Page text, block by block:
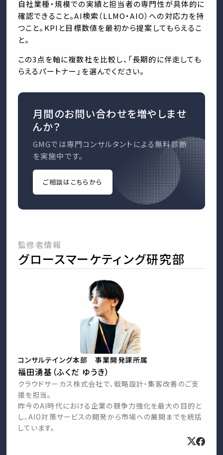
自社業種・規模での実績と担当者の専門性が具体的に
確認できること。AI検索（LLMO・AIO）への対応力を持
つこと。KPIと目標数値を最初から提案してもらえるこ
と。
この3点を軸に複数社を比較し、「長期的に伴走しても
らえるパートナー」を選んでください。
月間のお問い合わせを増やしませ
んか？
GMGでは専門コンサルタントによる無料診断
を実施中です。
ご相談はこちらから
監修者情報
グロースマーケティング研究部
コンサルテイング本部 事業開発課所属
福田湧基（ふくだ ゆうき）
クラウドサーカス株式会社で、戦略設計・集客改善のご支
援を担当。
昨今のAI時代における企業の競争力強化を最大の目的と
し、AIO対策サービスの開発から市場への展開までを統括
しています。